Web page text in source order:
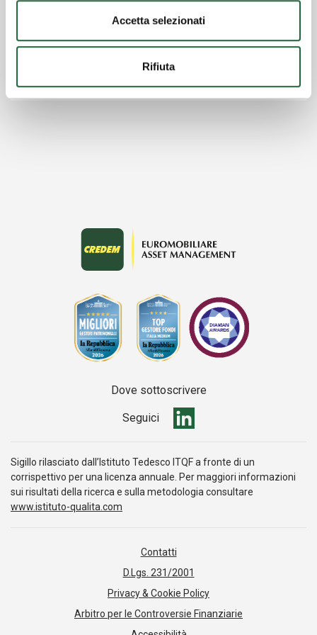
Accetta selezionati
Rifiuta
Credem consolida il Wealth Management
Mercati | 01/07/2026
"Question time", la dodicesima puntata. Intervista
Dove sottoscrivere
Seguici
Sigillo rilasciato dall’Istituto Tedesco ITQF a fronte di un
corrispettivo per una licenza annuale. Per maggiori informazioni
sui risultati della ricerca e sulla metodologia consultare
www.istituto-qualita.com
Contatti
D.Lgs. 231/2001
Privacy & Cookie Policy
Arbitro per le Controversie Finanziarie